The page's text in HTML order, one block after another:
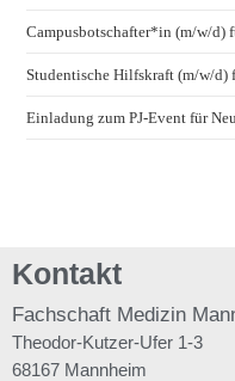
Campusbotschafter*in (m/w/d)
Studentische Hilfskraft (m/w/
Einladung zum PJ-Event für
Kontakt
Fachschaft Medizin
Theodor-Kutzer-Ufer 1-3
68167 Mannheim